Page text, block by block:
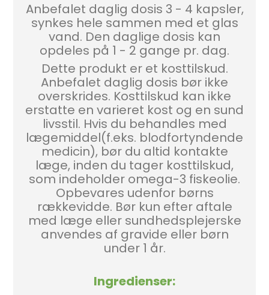
Anbefalet daglig dosis 3 - 4 kapsler,
synkes hele sammen med et glas
vand. Den daglige dosis kan
opdeles på 1 - 2 gange pr. dag.
Dette produkt er et kosttilskud.
Anbefalet daglig dosis bør ikke
overskrides. Kosttilskud kan ikke
erstatte en varieret kost og en sund
livsstil. Hvis du behandles med
lægemiddel(f.eks. blodfortyndende
medicin), bør du altid kontakte
læge, inden du tager kosttilskud,
som indeholder omega-3 fiskeolie.
Opbevares udenfor børns
rækkevidde. Bør kun efter aftale
med læge eller sundhedsplejerske
anvendes af gravide eller børn
under 1 år.
Ingredienser: